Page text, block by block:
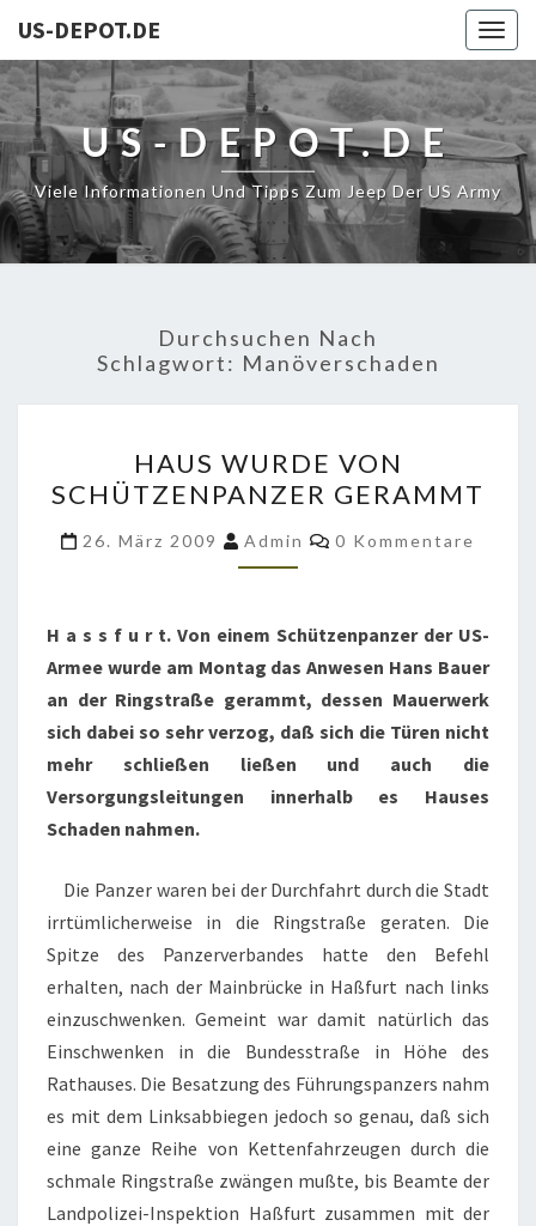
US-DEPOT.DE
US-DEPOT.DE
Viele Informationen Und Tipps Zum Jeep Der US Army
Durchsuchen Nach
Schlagwort: Manöverschaden
WURDE
VON
SCHÜTZENPANZER
GERAMMT
HAUS WURDE VON
SCHÜTZENPANZER GERAMMT
26. März 2009 Admin Kommentare
0 Kommentare
H a s s f u r t. Von einem Schützenpanzer der US-
Armee wurde am Montag das Anwesen Hans Bauer
an der Ringstraße gerammt, dessen Mauerwerk
sich dabei so sehr verzog, daß sich die Türen nicht
mehr schließen ließen und auch die
Versorgungsleitungen innerhalb es Hauses
Schaden nahmen.
Die Panzer waren bei der Durchfahrt durch die Stadt
irrtümlicherweise in die Ringstraße geraten. Die
Spitze des Panzerverbandes hatte den Befehl
erhalten, nach der Mainbrücke in Haßfurt nach links
einzuschwenken. Gemeint war damit natürlich das
Einschwenken in die Bundesstraße in Höhe des
Rathauses. Die Besatzung des Führungspanzers nahm
es mit dem Linksabbiegen jedoch so genau, daß sich
eine ganze Reihe von Kettenfahrzeugen durch die
schmale Ringstraße zwängen mußte, bis Beamte der
Landpolizei-Inspektion Haßfurt zusammen mit der